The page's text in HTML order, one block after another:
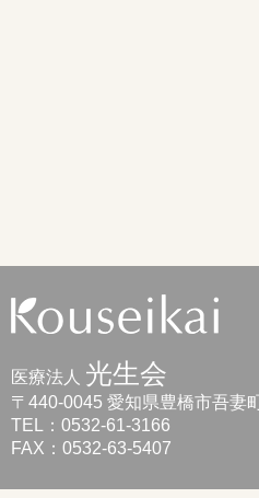
医療法人 光生会
〒440-0045 愛知県豊橋市吾妻
TEL：0532-61-3166
FAX：0532-63-5407